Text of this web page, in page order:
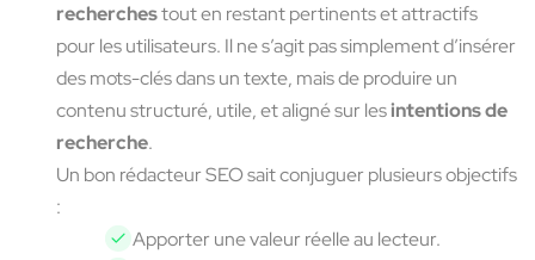
recherchestout en restant pertinents et attractifs
pour les utilisateurs. Il ne s’agit pas simplement d’insérer
des mots-clés dans un texte, mais de produire un
contenu structuré, utile, et aligné sur lesintentions de
recherche.
Un bon rédacteur SEO sait conjuguer plusieurs objectifs
:
Apporter une valeur réelle au lecteur.